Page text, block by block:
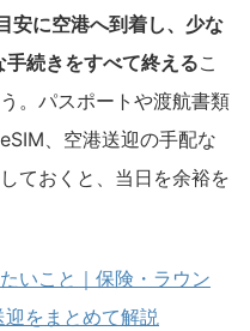
安に空港へ到着し、少な
続きをすべて終えるこ
。パスポートや渡航書類
、空港送迎の手配な
ておくと、当日を余裕を
いこと｜保険・ラウン
をまとめて解説